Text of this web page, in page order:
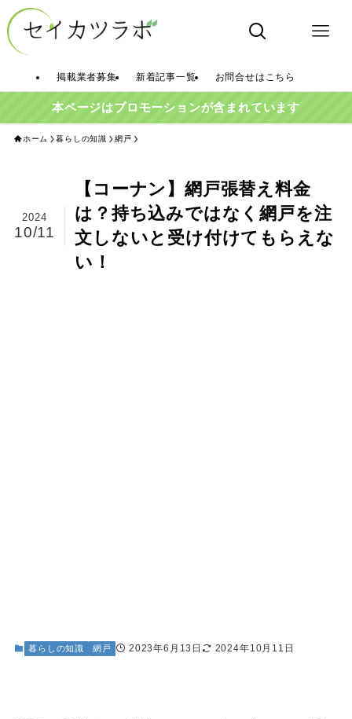
掲載業者募集 新着記事一覧 お問合せはこちら
本ページはプロモーションが含まれています
ホーム 暮らしの知識 網戸
【コーナン】網戸張替え料金
は？持ち込みではなく網戸を注
文しないと受け付けてもらえな
い！
2024
10/11
暮らしの知識 網戸 2023年6月13日 2024年10月11日